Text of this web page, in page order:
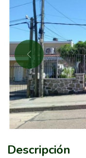
Descripción